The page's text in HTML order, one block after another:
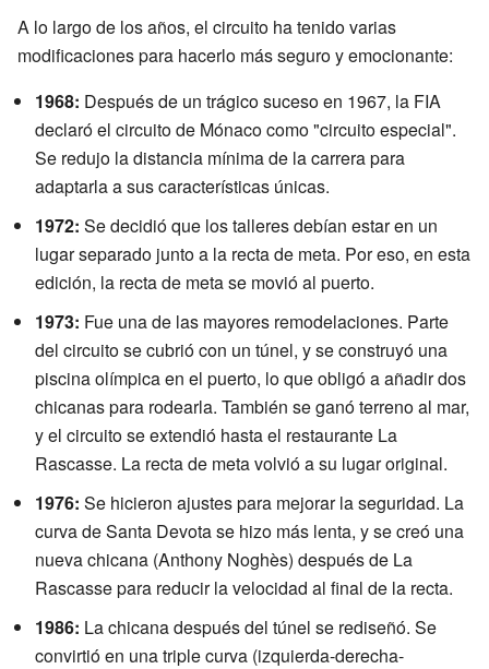
A lo largo de los años, el circuito ha tenido varias
modificaciones para hacerlo más seguro y emocionante:
1968: Después de un trágico suceso en 1967, la FIA
declaró el circuito de Mónaco como "circuito especial".
Se redujo la distancia mínima de la carrera para
adaptarla a sus características únicas.
1972: Se decidió que los talleres debían estar en un
lugar separado junto a la recta de meta. Por eso, en esta
edición, la recta de meta se movió al puerto.
1973: Fue una de las mayores remodelaciones. Parte
del circuito se cubrió con un túnel, y se construyó una
piscina olímpica en el puerto, lo que obligó a añadir dos
chicanas para rodearla. También se ganó terreno al mar,
y el circuito se extendió hasta el restaurante La
Rascasse. La recta de meta volvió a su lugar original.
1976: Se hicieron ajustes para mejorar la seguridad. La
curva de Santa Devota se hizo más lenta, y se creó una
nueva chicana (Anthony Noghès) después de La
Rascasse para reducir la velocidad al final de la recta.
1986: La chicana después del túnel se rediseñó. Se
convirtió en una triple curva (izquierda-derecha-